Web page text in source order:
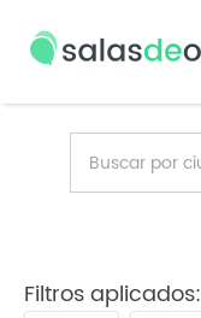
Filtros aplicados: